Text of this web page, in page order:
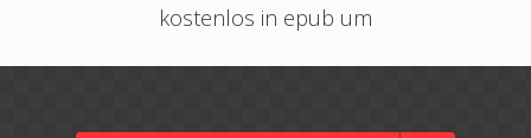
kostenlos in epub um